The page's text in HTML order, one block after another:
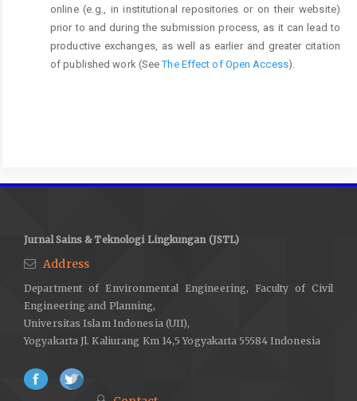
online (e.g., in institutional repositories or on their website)
prior to and during the submission process, as it can lead to
productive exchanges, as well as earlier and greater citation
of published work (SeeThe Effect of Open Access).
Jurnal Sains & Teknologi Lingkungan (JSTL)
Address
Department of Environmental Engineering, Faculty of Civil
Engineering and Planning,
Universitas Islam Indonesia (UII),
Yogyakarta Jl. Kaliurang Km 14,5 Yogyakarta 55584 Indonesia